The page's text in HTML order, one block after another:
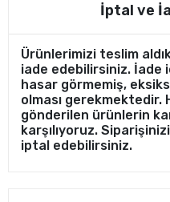
İptal ve
Ürünlerimizi teslim
iade edebilirsiniz. İade
hasar görmemiş,
olması gerekmektedir.
gönderilen ürünlerin
karşılıyoruz.
iptal edebilirsiniz.